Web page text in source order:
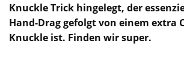
Knuckle Trick hingelegt, der
Hand-Drag gefolgt von einem extra
Knuckle ist. Finden wir super.